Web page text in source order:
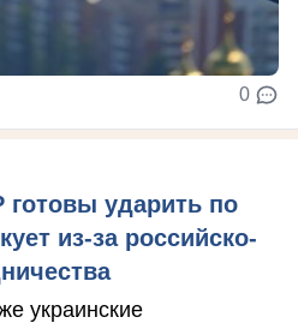
0
готовы ударить по
из-за российско-
украинские